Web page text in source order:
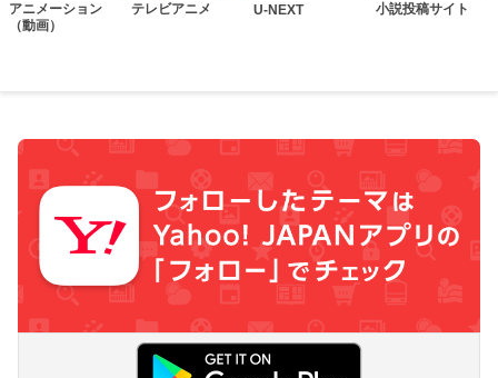
アニメーション
（動画）
テレビアニメ U-NEXT 小説投稿サイト